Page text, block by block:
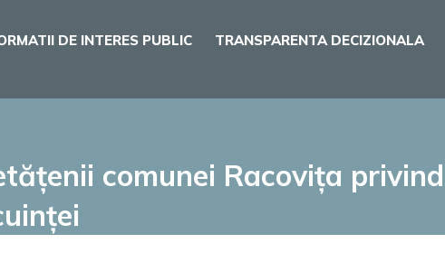
DE INTERES PUBLIC TRANSPARENTA DECIZIONALA
comunei Racovița privind